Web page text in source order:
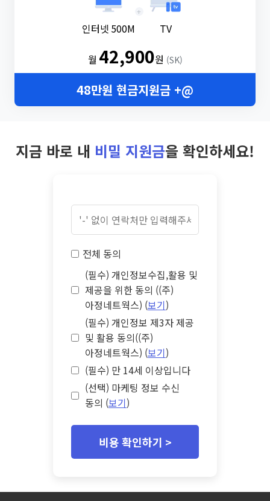
인터넷 500M
+
TV
월 42,900원 (SK)
48만원 현금지원금 +@
지금 바로 내 비밀 지원금을 확인하세요!
전체 동의
(필수) 개인정보수집,활용 및
제공을 위한 동의 ((주)
아정네트웍스) (보기)
(필수) 개인정보 제3자 제공
및 활용 동의((주)
아정네트웍스) (보기)
(필수) 만 14세 이상입니다
(선택) 마케팅 정보 수신
동의 (보기)
비용 확인하기 >